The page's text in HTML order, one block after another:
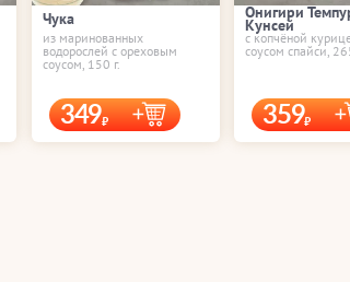
Чука
из маринованных
водорослей с ореховым
соусом, 150 г.
349
Онигири
Кунсей
с копчёной
соусом спайси,
359